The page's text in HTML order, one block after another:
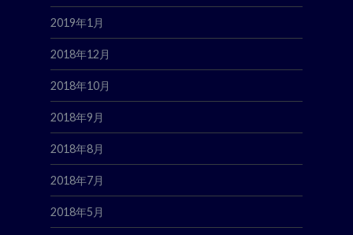
2019年1月
2018年12月
2018年10月
2018年9月
2018年8月
2018年7月
2018年5月